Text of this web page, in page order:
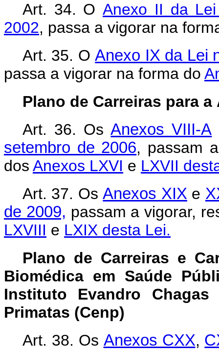
Art. 34. OAnexo II da
2002, passa a vigorar na
Art. 35. OAnexo IX da Lei
passa a vigorar na forma do
Plano de Carreiras para
Art. 36. OsAnexos VIII-A
setembro de 2006, passam
dos Anexos LXVI e LXVII
Art. 37. OsAnexos XIX e
de 2009, passam a vigorar,
LXVIII e LXIX desta Lei.
Plano de Carreiras e
Biomédica em Saúde
Instituto Evandro
Primatas (Cenp)
Art. 38. Os Anexos CXX,